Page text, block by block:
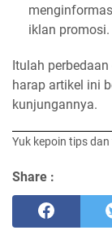
iklan promosi.
Itulah
harap artikel ini
kunjungannya.
Yuk kepoin tips
Share :